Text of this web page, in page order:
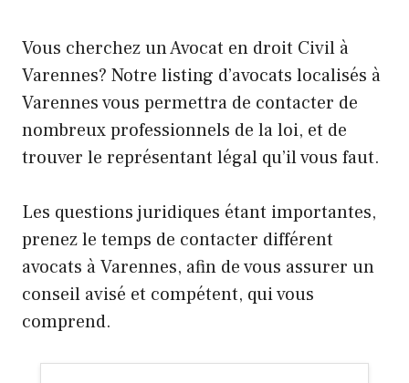
Vous cherchez un Avocat en droit Civil à
Varennes? Notre listing d’avocats localisés à
Varennes vous permettra de contacter de
nombreux professionnels de la loi, et de
trouver le représentant légal qu’il vous faut.
Les questions juridiques étant importantes,
prenez le temps de contacter différent
avocats à Varennes, afin de vous assurer un
conseil avisé et compétent, qui vous
comprend.